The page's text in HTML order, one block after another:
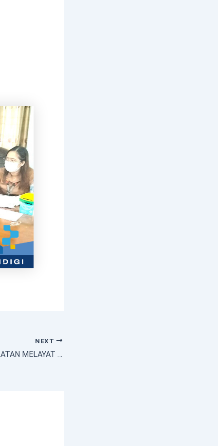
NEXT
PEMKAB NIAS SELATAN MELAYAT KE RUMAH DUKA ATAS MENINGGALNYA ORANG TUA KADIS SOSIAL